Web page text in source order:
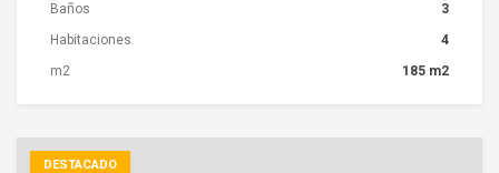
Baños
3
Habitaciones
4
m2
185 m2
DESTACADO